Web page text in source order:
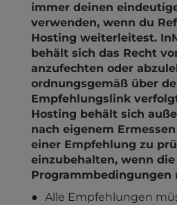
immer deinen
verwenden, wenn du
Hosting weiterleitest.
behält sich das Recht
anzufechten oder
ordnungsgemäß über
Empfehlungslink
Hosting behält sich
nach eigenem
einer Empfehlung zu
einzubehalten, wenn die
Alle Empfehlungen